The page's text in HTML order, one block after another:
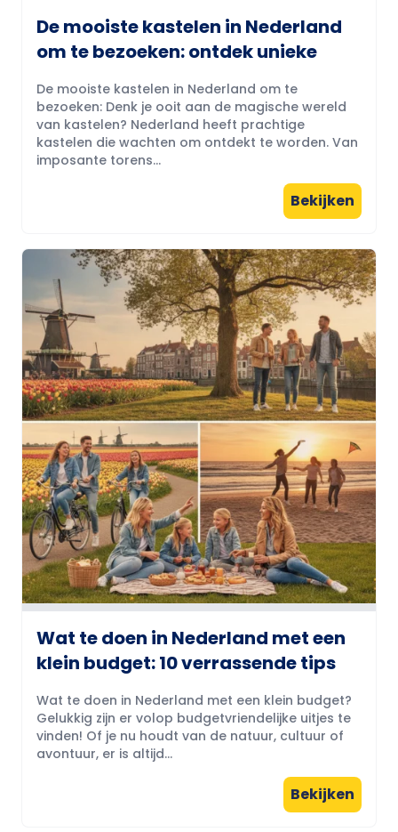
De mooiste kastelen in Nederland
om te bezoeken: ontdek unieke
De mooiste kastelen in Nederland om te
bezoeken: Denk je ooit aan de magische wereld
van kastelen? Nederland heeft prachtige
kastelen die wachten om ontdekt te worden. Van
imposante torens...
Bekijken
Wat te doen in Nederland met een
klein budget: 10 verrassende tips
Wat te doen in Nederland met een klein budget?
Gelukkig zijn er volop budgetvriendelijke uitjes te
vinden! Of je nu houdt van de natuur, cultuur of
avontuur, er is altijd...
Bekijken